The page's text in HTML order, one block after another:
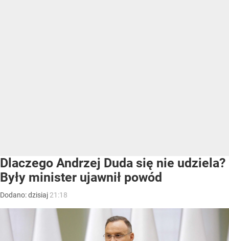
Dlaczego Andrzej Duda się nie udziela?
Były minister ujawnił powód
Dodano:dzisiaj 21:18